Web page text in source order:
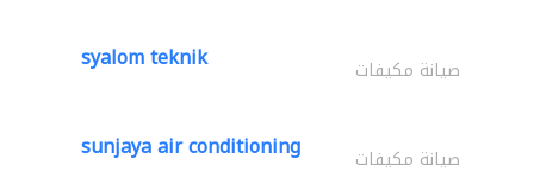
syalom teknik صيانة مكيفات
sunjaya air conditioning صيانة مكيفات